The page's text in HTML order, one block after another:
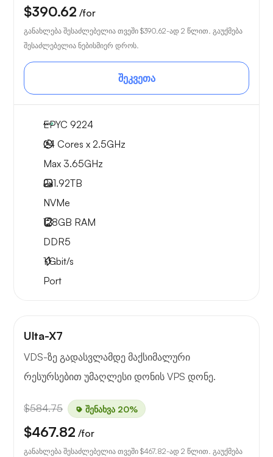
$390.62 /for
განახლება შესაძლებელია თვეში $390.62-ად 2 წლით. გაუქმება
შესაძლებელია ნებისმიერ დროს.
შეკვეთა
EPYC 9224
24 Cores x 2.5GHz
Max 3.65GHz
2x1.92TB
NVMe
128GB RAM
DDR5
1Gbit/s
Port
Ulta-X7
VDS-ზე გადასვლამდე მაქსიმალური
რესურსებით უმაღლესი დონის VPS დონე.
$584.75 შენახვა 20%
$467.82 /for
განახლება შესაძლებელია თვეში $467.82-ად 2 წლით. გაუქმება